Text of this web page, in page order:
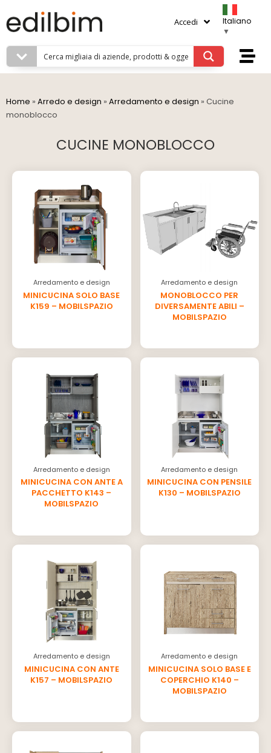
Accedi
Italiano
▼
Home » Arredo e design » Arredamento e design » Cucine
monoblocco
CUCINE MONOBLOCCO
Arredamento e design
MINICUCINA SOLO BASE
K159 – MOBILSPAZIO
Arredamento e design
MONOBLOCCO PER
DIVERSAMENTE ABILI –
MOBILSPAZIO
Arredamento e design
MINICUCINA CON ANTE A
PACCHETTO K143 –
MOBILSPAZIO
Arredamento e design
MINICUCINA CON PENSILE
K130 – MOBILSPAZIO
Arredamento e design
MINICUCINA CON ANTE
K157 – MOBILSPAZIO
Arredamento e design
MINICUCINA SOLO BASE E
COPERCHIO K140 –
MOBILSPAZIO